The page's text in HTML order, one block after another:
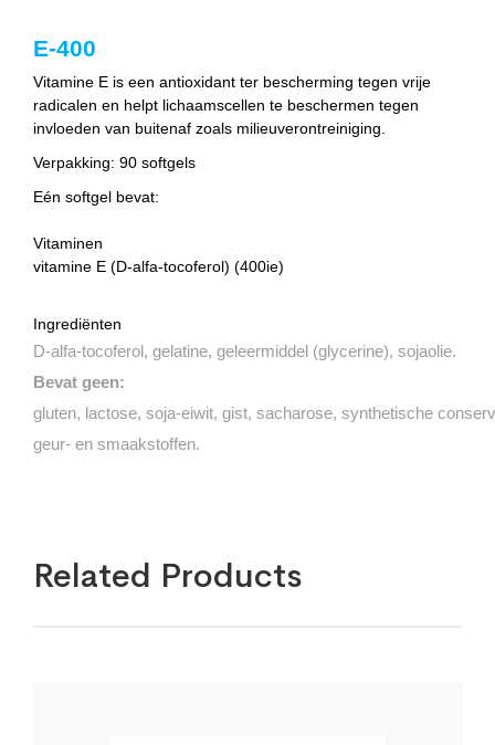
E-400
Vitamine E is een antioxidant ter bescherming tegen vrije
radicalen en helpt lichaamscellen te beschermen tegen
invloeden van buitenaf zoals milieuverontreiniging.
Verpakking: 90 softgels
Eén softgel bevat:
Vitaminen
vitamine E (D-alfa-tocoferol) (400ie)
Ingrediënten
D-alfa-tocoferol, gelatine, geleermiddel (glycerine), sojaolie.
Bevat geen:
gluten, lactose, soja-eiwit, gist, sacharose, synthetische
geur- en smaakstoffen.
Related Products